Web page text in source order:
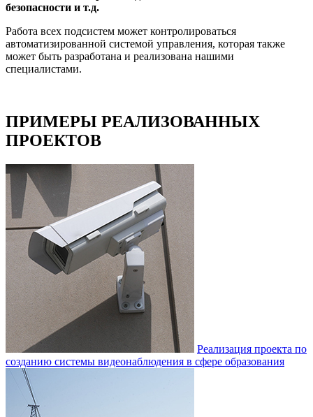
безопасности и т.д.
Работа всех подсистем может контролироваться
автоматизированной системой управления, которая также
может быть разработана и реализована нашими
специалистами.
ПРИМЕРЫ РЕАЛИЗОВАННЫХ
ПРОЕКТОВ
Реализация проекта по
созданию системы видеонаблюдения в сфере образования